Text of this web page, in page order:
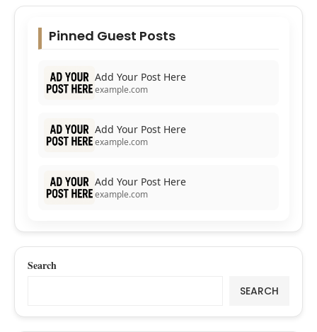
Pinned Guest Posts
Add Your Post Here
example.com
Add Your Post Here
example.com
Add Your Post Here
example.com
Search
SEARCH